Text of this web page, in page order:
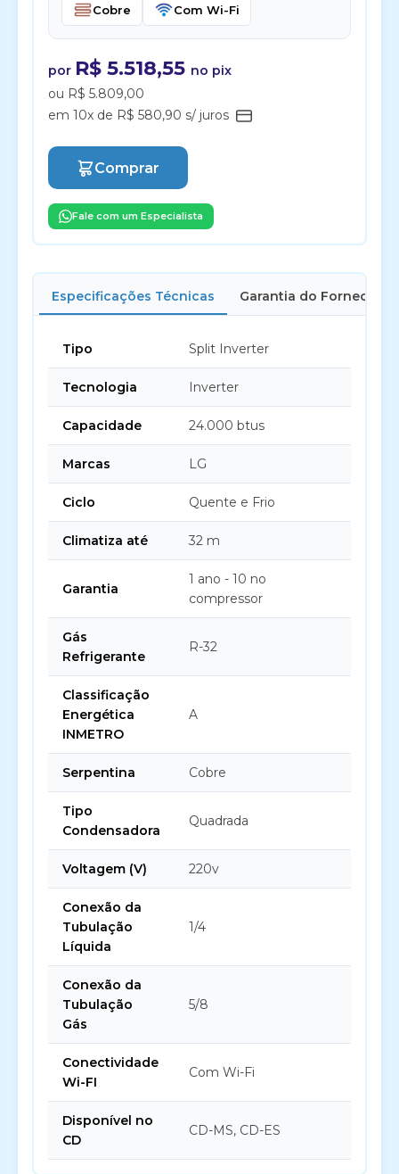
Cobre Com Wi-Fi
por R$ 5.518,55 no pix
ou R$ 5.809,00
em 10x de R$ 580,90 s/ juros
Comprar
Fale com um Especialista
Especificações Técnicas Garantia do Fornecedor
Tipo Split Inverter
Tecnologia Inverter
Capacidade 24.000 btus
Marcas LG
Ciclo Quente e Frio
Climatiza até 32 m
Garantia
1 ano - 10 no
compressor
Gás
Refrigerante
R-32
Classificação
Energética
INMETRO
A
Serpentina Cobre
Tipo
Condensadora
Quadrada
Voltagem (V) 220v
Conexão da
Tubulação
Líquida
1/4
Conexão da
Tubulação
Gás
5/8
Conectividade
Wi-FI
Com Wi-Fi
Disponível no
CD
CD-MS, CD-ES